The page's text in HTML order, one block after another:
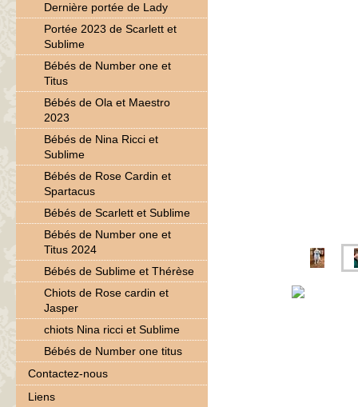
Dernière portée de Lady
Portée 2023 de Scarlett et
Sublime
Bébés de Number one et
Titus
Bébés de Ola et Maestro
2023
Bébés de Nina Ricci et
Sublime
Bébés de Rose Cardin et
Spartacus
Bébés de Scarlett et Sublime
Bébés de Number one et
Titus 2024
Bébés de Sublime et Thérèse
Chiots de Rose cardin et
Jasper
chiots Nina ricci et Sublime
Bébés de Number one titus
Contactez-nous
Liens